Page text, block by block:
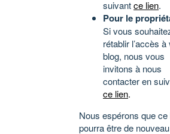
suivantce lien.
Pour le
Si vous
rétablir l’accès à
blog, nous vous
invitons à nous
contacter en
ce lien.
Nous espérons que ce
pourra être de nouveau